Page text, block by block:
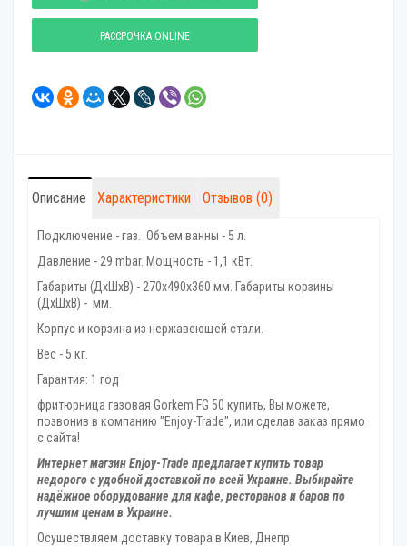
РАССРОЧКА ONLINE
Описание Характеристики Отзывов (0)
Подключение - газ. Объем ванны - 5 л.
Давление - 29 mbar. Мощность - 1,1 кВт.
Габариты (ДхШхВ) - 270х490х360 мм. Габариты корзины
(ДхШхВ) - мм.
Корпус и корзина из нержавеющей стали.
Вес - 5 кг.
Гарантия: 1 год
фритюрница газовая Gorkem FG 50 купить, Вы можете,
позвонив в компанию "Enjoy-Trade", или сделав заказ прямо
с сайта!
Интернет магзин Enjoy-Trade предлагает купить товар
недорого с удобной доставкой по всей Украине. Выбирайте
надёжное оборудование для кафе, ресторанов и баров по
лучшим ценам в Украине.
Осуществляем доставку товара в Киев, Днепр